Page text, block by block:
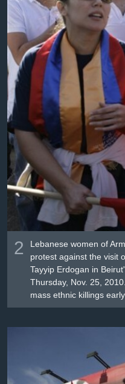
2
Lebanese women of
protest against the visit
Tayyip Erdogan in
Thursday, Nov. 25,
mass ethnic killings